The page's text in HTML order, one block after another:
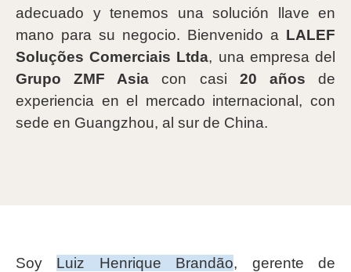
adecuado y tenemos una solución llave en
mano para su negocio. Bienvenido a LALEF
Soluções Comerciais Ltda, una empresa del
Grupo ZMF Asia con casi 20 años de
experiencia en el mercado internacional, con
sede en Guangzhou, al sur de China.
Soy Luiz Henrique Brandão, gerente de